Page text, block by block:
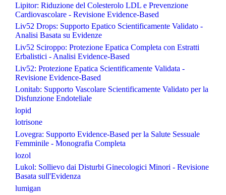
Lipitor: Riduzione del Colesterolo LDL e Prevenzione
Cardiovascolare - Revisione Evidence-Based
Liv52 Drops: Supporto Epatico Scientificamente Validato -
Analisi Basata su Evidenze
Liv52 Sciroppo: Protezione Epatica Completa con Estratti
Erbalistici - Analisi Evidence-Based
Liv52: Protezione Epatica Scientificamente Validata -
Revisione Evidence-Based
Lonitab: Supporto Vascolare Scientificamente Validato per la
Disfunzione Endoteliale
lopid
lotrisone
Lovegra: Supporto Evidence-Based per la Salute Sessuale
Femminile - Monografia Completa
lozol
Lukol: Sollievo dai Disturbi Ginecologici Minori - Revisione
Basata sull'Evidenza
lumigan